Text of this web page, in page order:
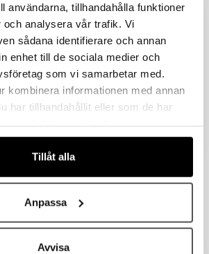
användarna, tillhandahålla funktioner
och analysera vår trafik. Vi
sådana identifierare och annan
enhet till de sociala medier och
som vi samarbetar med.
kombinera informationen med annan
har tillhandahållit eller som de har
Tillåt alla
Anpassa
Avvisa
100-pack
10634
I lager
Exkl. moms
halkfri 72-pack
10635-2
lager
rulle 40
cm x 200 m
389kr
till Bakers!
som företag eller privatperson?
som privatperson